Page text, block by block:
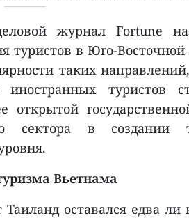
журнал Fortune
в Юго-Восточной
таких
туристов
открытой
сектора в создании
Вьетнама
оставался едва